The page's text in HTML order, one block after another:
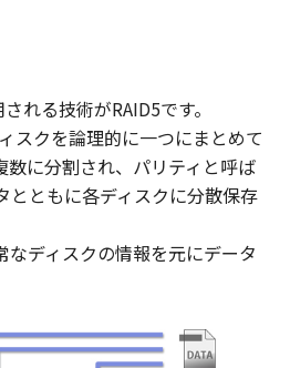
れる技術がRAID5です。
スクを論理的に一つにまとめて
数に分割され、パリティと呼ば
とともに各ディスクに分散保存
なディスクの情報を元にデータ